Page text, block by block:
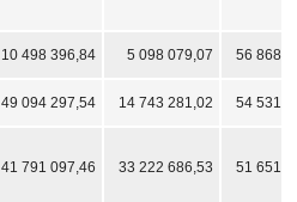
10 498 396,84 5 098 079,07 56 868
49 094 297,54 14 743 281,02 54 531
41 791 097,46 33 222 686,53 51 651